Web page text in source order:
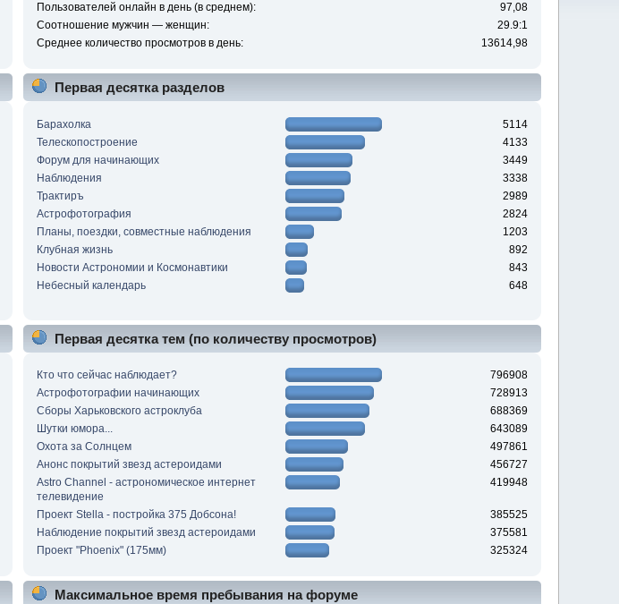
Пользователей онлайн в день (в среднем):
97,08
Соотношение мужчин — женщин:
29.9:1
Среднее количество просмотров в день:
13614,98
Первая десятка разделов
Барахолка
5114
Телескопостроение
4133
Форум для начинающих
3449
Наблюдения
3338
Трактиръ
2989
Астрофотография
2824
Планы, поездки, совместные наблюдения
1203
Клубная жизнь
892
Новости Астрономии и Космонавтики
843
Небесный календарь
648
Первая десятка тем (по количеству просмотров)
Кто что сейчас наблюдает?
796908
Астрофотографии начинающих
728913
Сборы Харьковского астроклуба
688369
Шутки юмора...
643089
Охота за Солнцем
497861
Анонс покрытий звезд астероидами
456727
Astro Channel - астрономическое интернет
телевидение
419948
Проект Stella - постройка 375 Добсона!
385525
Наблюдение покрытий звезд астероидами
375581
Проект "Phoenix" (175мм)
325324
Максимальное время пребывания на форуме